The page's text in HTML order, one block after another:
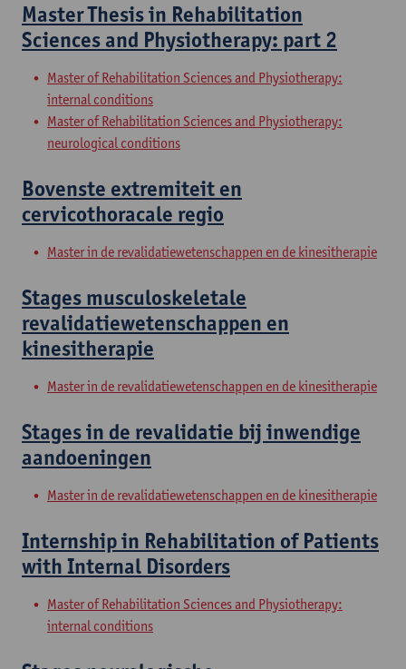
Master Thesis in Rehabilitation
Sciences and Physiotherapy: part 2
Master of Rehabilitation Sciences and Physiotherapy:
internal conditions
Master of Rehabilitation Sciences and Physiotherapy:
neurological conditions
Bovenste extremiteit en
cervicothoracale regio
Master in de revalidatiewetenschappen en de kinesitherapie
Stages musculoskeletale
revalidatiewetenschappen en
kinesitherapie
Master in de revalidatiewetenschappen en de kinesitherapie
Stages in de revalidatie bij inwendige
aandoeningen
Master in de revalidatiewetenschappen en de kinesitherapie
Internship in Rehabilitation of Patients
with Internal Disorders
Master of Rehabilitation Sciences and Physiotherapy:
internal conditions